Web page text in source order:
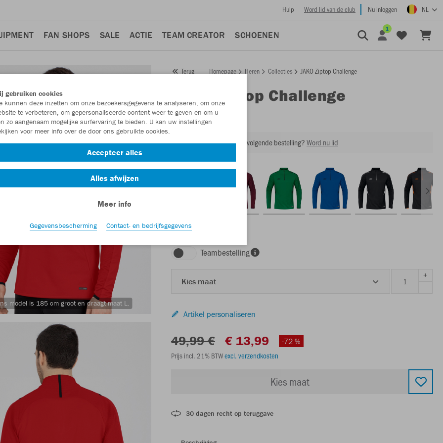
Hulp Word lid van de club Nu inloggen NL
FAN SHOPS SALE ACTIE TEAM CREATOR SCHOENEN
1
model is 185 cm groot en draagt maat L.
Terug Homepage Heren Collecties JAKO Ziptop Challenge
Ziptop Challenge
Artikelnummer:
Zin in 30% korting op je volgende bestelling?Word nu lid
rood/zwart
Teambestelling
Kies maat
+
-
Artikel personaliseren
49,99 € € 13,99
-72 %
Prijs incl. 21% BTWexcl. verzendkosten
Kies maat
30 dagen recht op teruggave
gebruiken cookies
kunnen deze inzetten om onze bezoekersgegevens te analyseren, om onze
te verbeteren, om gepersonaliseerde content weer te geven en om u
zo aangenaam mogelijke surfervaring te bieden. U kan uw instellingen
voor meer info over de door ons gebruikte cookies.
Accepteer alles
Alles afwijzen
Meer info
Gegevensbescherming Contact- en bedrijfsgegevens